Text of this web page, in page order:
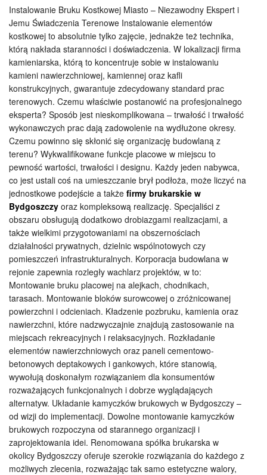
Instalowanie Bruku Kostkowej Miasto – Niezawodny Ekspert i
Jemu Świadczenia Terenowe Instalowanie elementów
kostkowej to absolutnie tylko zajęcie, jednakże też technika,
którą nakłada staranności i doświadczenia. W lokalizacji firma
kamieniarska, którą to koncentruje sobie w instalowaniu
kamieni nawierzchniowej, kamiennej oraz kafli
konstrukcyjnych, gwarantuje zdecydowany standard prac
terenowych. Czemu właściwie postanowić na profesjonalnego
eksperta? Sposób jest nieskomplikowana – trwałość i trwałość
wykonawczych prac dają zadowolenie na wydłużone okresy.
Czemu powinno się skłonić się organizację budowlaną z
terenu? Wykwalifikowane funkcje placowe w miejscu to
pewność wartości, trwałości i designu. Każdy jeden nabywca,
co jest ustali coś na umieszczanie brył podłoża, może liczyć na
jednostkowe podejście a także firmy brukarskie w
Bydgoszczy oraz kompleksową realizację. Specjaliści z
obszaru obsługują dodatkowo drobiazgami realizacjami, a
także wielkimi przygotowaniami na obszernościach
działalności prywatnych, dzielnic wspólnotowych czy
pomieszczeń infrastrukturalnych. Korporacja budowlana w
rejonie zapewnia rozległy wachlarz projektów, w to:
Montowanie bruku placowej na alejkach, chodnikach,
tarasach. Montowanie bloków surowcowej o zróżnicowanej
powierzchni i odcieniach. Kładzenie pozbruku, kamienia oraz
nawierzchni, które nadzwyczajnie znajdują zastosowanie na
miejscach rekreacyjnych i relaksacyjnych. Rozkładanie
elementów nawierzchniowych oraz paneli cementowo-
betonowych deptakowych i gankowych, które stanowią,
wywołują doskonałym rozwiązaniem dla konsumentów
rozważających funkcjonalnych i dobrze wyglądających
alternatyw. Układanie kamyczków brukowych w Bydgoszczy –
od wizji do implementacji. Dowolne montowanie kamyczków
brukowych rozpoczyna od starannego organizacji i
zaprojektowania idei. Renomowana spółka brukarska w
okolicy Bydgoszczy oferuje szerokie rozwiązania do każdego z
możliwych zlecenia, rozważając tak samo estetyczne walory,